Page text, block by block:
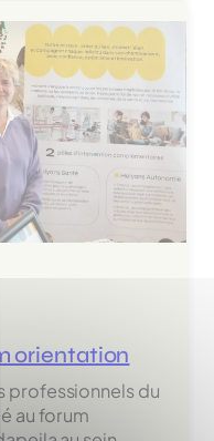
orientation
professionnels du
au forum